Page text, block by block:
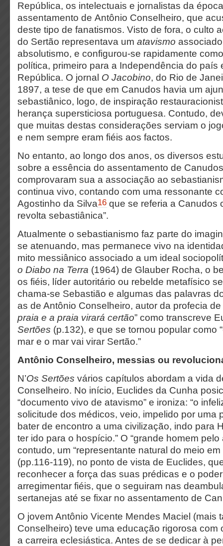
República, os intelectuais e jornalistas da
assentamento de Antônio Conselheiro, que
deste tipo de fanatismos. Visto de fora, o culto
do Sertão representava um atavismo
absolutismo, e configurou-se rapidamente
política, primeiro para a Independência do país
República. O jornal O Jacobino, do Rio de
1897, a tese de que em Canudos havia um
sebastiânico, logo, de inspiração
herança supersticiosa portuguesa. Contudo,
que muitas destas considerações serviam o
e nem sempre eram fiéis aos factos.
No entanto, ao longo dos anos, os diversos
sobre a essência do assentamento de
comprovaram sua a associação ao
continua vivo, contando com uma ressonante
Agostinho da Silva16 que se referia a Canudos
revolta sebastiânica”.
Atualmente o sebastianismo faz parte do
se atenuando, mas permanece vivo na
mito messiânico associado a um ideal
o Diabo na Terra (1964) de Glauber Rocha, o
os fiéis, líder autoritário ou rebelde metafísico
chama-se Sebastião e algumas das palavras
as de Antônio Conselheiro, autor da profecia de
praia e a praia virará certão” como transcreve
Sertões (p.132), e que se tornou popular como
mar e o mar vai virar Sertão.”
Antônio Conselheiro, messias ou
N’Os Sertões vários capítulos abordam a vida
Conselheiro. No início, Euclides da Cunha
“documento vivo de atavismo” e ironiza: “o
solicitude dos médicos, veio, impelido por uma
bater de encontro a uma civilização, indo para
ter ido para o hospício.” O “grande homem pelo
contudo, um “representante natural do meio em
(pp.116-119), no ponto de vista de Euclides,
reconhecer a força das suas prédicas e o
arregimentar fiéis, que o seguiram nas
sertanejas até se fixar no assentamento de
O jovem Antônio Vicente Mendes Maciel (mais
Conselheiro) teve uma educação rigorosa com
a carreira eclesiástica. Antes de se dedicar à